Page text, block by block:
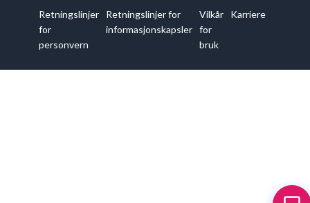
Retningslinjer
for
personvern
Retningslinjer for
informasjonskapsler
Vilkår
for
bruk
Karriere